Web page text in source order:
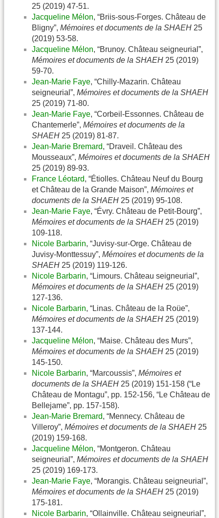
25 (2019) 47-51.
Jacqueline Mélon, “Briis-sous-Forges. Château de
Bligny”, Mémoires et documents de la SHAEH 25
(2019) 53-58.
Jacqueline Mélon, “Brunoy. Château seigneurial”,
Mémoires et documents de la SHAEH 25 (2019)
59-70.
Jean-Marie Faye, “Chilly-Mazarin. Château
seigneurial”, Mémoires et documents de la SHAEH
25 (2019) 71-80.
Jean-Marie Faye, “Corbeil-Essonnes. Château de
Chantemerle”, Mémoires et documents de la
SHAEH 25 (2019) 81-87.
Jean-Marie Bremard, “Draveil. Château des
Mousseaux”, Mémoires et documents de la SHAEH
25 (2019) 89-93.
France Léotard, “Étiolles. Château Neuf du Bourg
et Château de la Grande Maison”, Mémoires et
documents de la SHAEH 25 (2019) 95-108.
Jean-Marie Faye, “Évry. Château de Petit-Bourg”,
Mémoires et documents de la SHAEH 25 (2019)
109-118.
Nicole Barbarin, “Juvisy-sur-Orge. Château de
Juvisy-Monttessuy”, Mémoires et documents de la
SHAEH 25 (2019) 119-126.
Nicole Barbarin, “Limours. Château seigneurial”,
Mémoires et documents de la SHAEH 25 (2019)
127-136.
Nicole Barbarin, “Linas. Château de la Roüe”,
Mémoires et documents de la SHAEH 25 (2019)
137-144.
Jacqueline Mélon, “Maise. Château des Murs”,
Mémoires et documents de la SHAEH 25 (2019)
145-150.
Nicole Barbarin, “Marcoussis”, Mémoires et
documents de la SHAEH 25 (2019) 151-158 (“Le
Château de Montagu”, pp. 152-156, “Le Château de
Bellejame”, pp. 157-158).
Jean-Marie Bremard, “Mennecy. Château de
Villeroy”, Mémoires et documents de la SHAEH 25
(2019) 159-168.
Jacqueline Mélon, “Montgeron. Château
seigneurial”, Mémoires et documents de la SHAEH
25 (2019) 169-173.
Jean-Marie Faye, “Morangis. Château seigneurial”,
Mémoires et documents de la SHAEH 25 (2019)
175-181.
Nicole Barbarin, “Ollainville. Château seigneurial”,